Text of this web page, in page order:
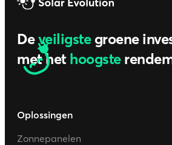
Deveiligstegroene
met het hoogste
Oplossingen
Zonnepanelen